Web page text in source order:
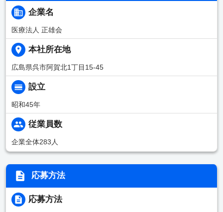
企業名
医療法人 正雄会
本社所在地
広島県呉市阿賀北1丁目15-45
設立
昭和45年
従業員数
企業全体283人
応募方法
応募方法